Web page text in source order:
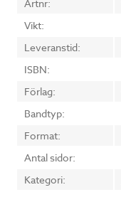
Artnr:
Vikt:
Leveranstid:
ISBN:
Förlag:
Bandtyp:
Format:
Antal sidor:
Kategori: